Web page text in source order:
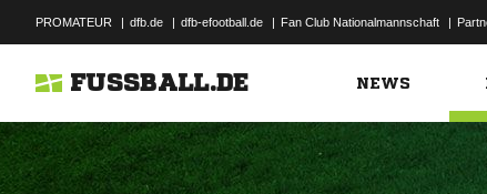
PROMATEUR | dfb.de | dfb-efootball.de | Fan Club Nationalmannschaft |
FUSSBALL.DE NEWS